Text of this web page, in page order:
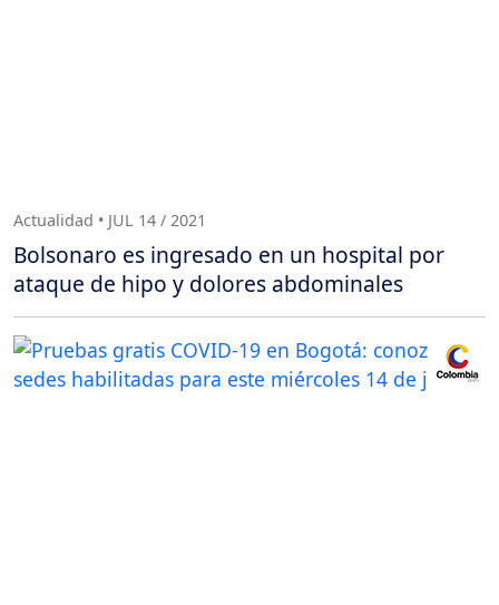
Actualidad • JUL 14 / 2021
Bolsonaro es ingresado en un hospital por
ataque de hipo y dolores abdominales